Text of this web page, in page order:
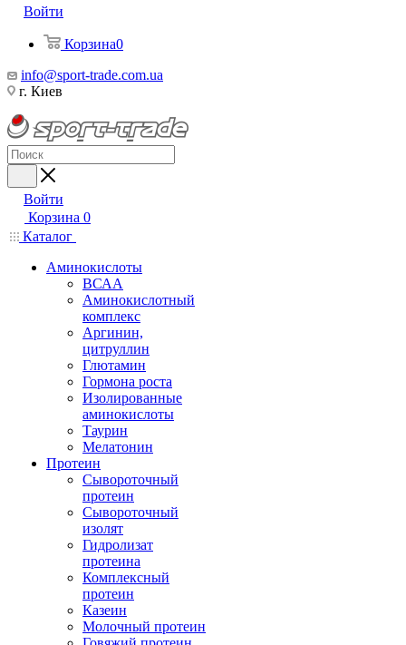
Войти
Корзина0
info@sport-trade.com.ua
г. Киев
Войти
Корзина 0
Каталог
Аминокислоты
ВСАА
Аминокислотный
комплекс
Аргинин,
цитруллин
Глютамин
Гормона роста
Изолированные
аминокислоты
Таурин
Мелатонин
Протеин
Сывороточный
протеин
Сывороточный
изолят
Гидролизат
протеина
Комплексный
протеин
Казеин
Молочный протеин